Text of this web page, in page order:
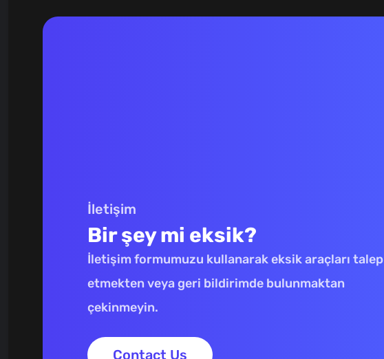
İletişim
Bir şey mi eksik?
İletişim formumuzu kullanarak eksik araçları talep
etmekten veya geri bildirimde bulunmaktan
çekinmeyin.
Contact Us